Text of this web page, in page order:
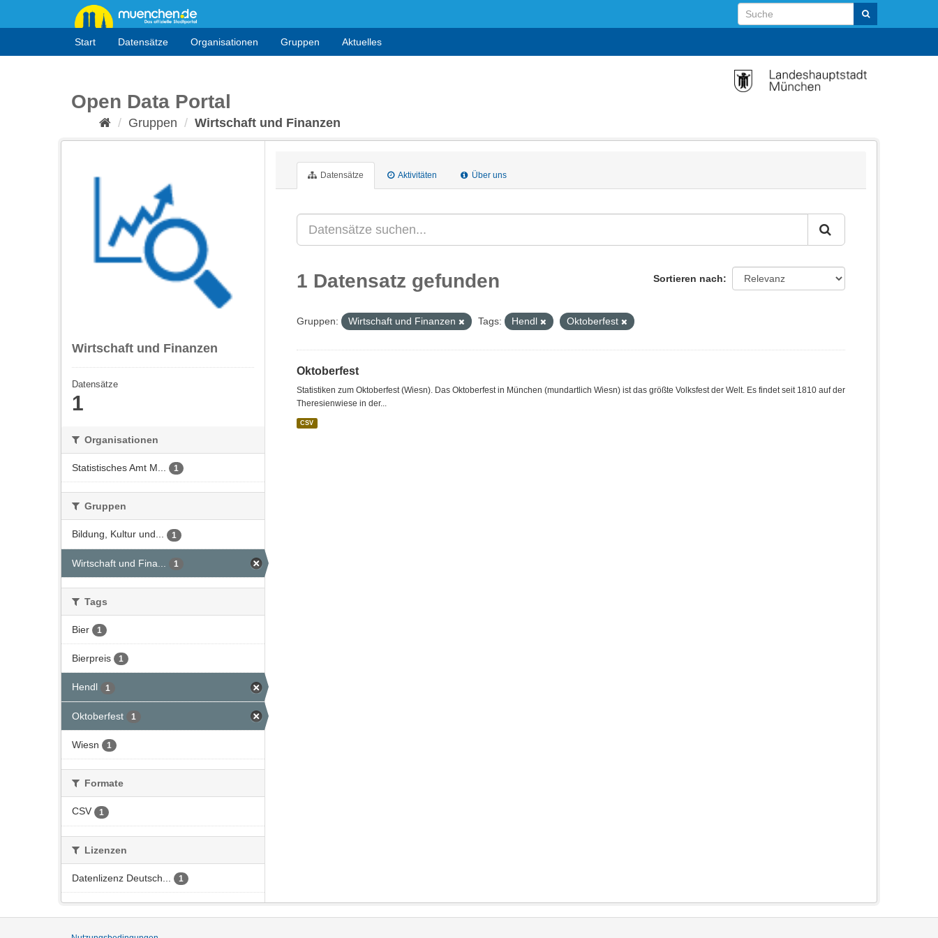
Start Datensätze Organisationen Gruppen Aktuelles
Open Data Portal
Gruppen Wirtschaft und Finanzen
Wirtschaft und Finanzen
Datensätze
1
Organisationen
Statistisches Amt M... 1
Gruppen
Bildung, Kultur und... 1
Wirtschaft und Fina... 1
Tags
Bier 1
Bierpreis 1
Hendl 1
Oktoberfest 1
Wiesn 1
Formate
CSV 1
Lizenzen
Datenlizenz Deutsch... 1
Datensätze Aktivitäten Über uns
Sortieren nach
1 Datensatz gefunden
Gruppen: Wirtschaft und Finanzen Tags: Hendl Oktoberfest
Oktoberfest
Statistiken zum Oktoberfest (Wiesn). Das Oktoberfest in München (mundartlich Wiesn) ist das größte Volksfest der Welt. Es findet seit 1810 auf der
Theresienwiese in der...
CSV